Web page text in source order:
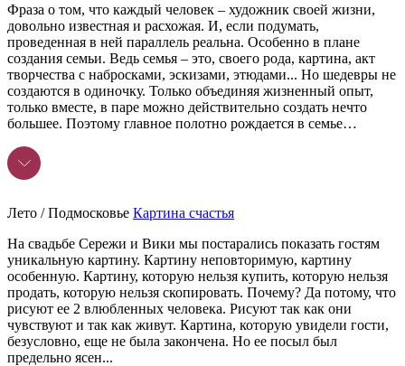
Фраза о том, что каждый человек – художник своей жизни,
довольно известная и расхожая. И, если подумать,
проведенная в ней параллель реальна. Особенно в плане
создания семьи. Ведь семья – это, своего рода, картина, акт
творчества с набросками, эскизами, этюдами... Но шедевры не
создаются в одиночку. Только объединяя жизненный опыт,
только вместе, в паре можно действительно создать нечто
большее. Поэтому главное полотно рождается в семье…
Лето / Подмосковье Картина счастья
На свадьбе Сережи и Вики мы постарались показать гостям
уникальную картину. Картину неповторимую, картину
особенную. Картину, которую нельзя купить, которую нельзя
продать, которую нельзя скопировать. Почему? Да потому, что
рисуют ее 2 влюбленных человека. Рисуют так как они
чувствуют и так как живут. Картина, которую увидели гости,
безусловно, еще не была закончена. Но ее посыл был
предельно ясен...